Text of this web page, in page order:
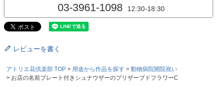
03-3961-1098 12:30-18:30
レビューを書く
アトリエ花倶楽部 TOP 用途から作品を探す
動物病院開院祝い
お店の名前プレート付きシュナウザーのプリザーブドフラワーC